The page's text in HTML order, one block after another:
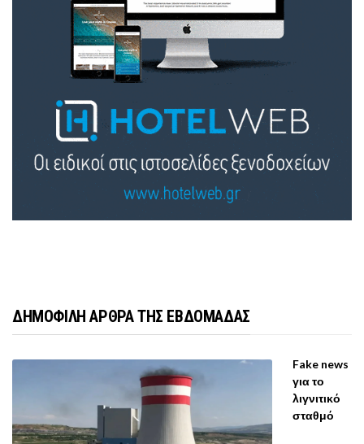
ΔΗΜΟΦΙΛΗ ΑΡΘΡΑ ΤΗΣ ΕΒΔΟΜΑΔΑΣ
Fake news
για το
λιγνιτικό
σταθμό